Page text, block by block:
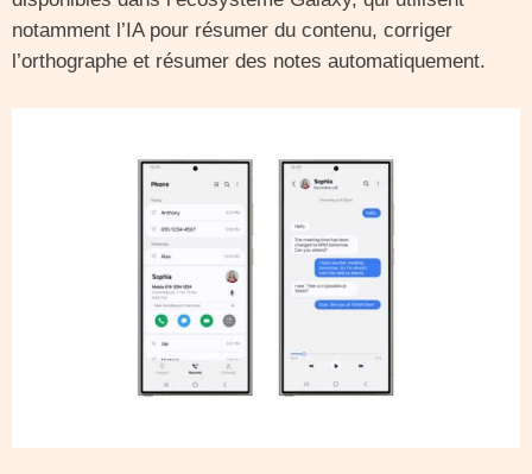
notamment l’IA pour résumer du contenu, corriger
l’orthographe et résumer des notes automatiquement.